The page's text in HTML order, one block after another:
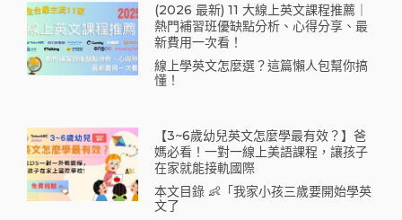
(2026 最新) 11 大線上英文課程推薦｜
熱門補習班優缺點分析、心得分享、最
新費用一次看！
線上學英文怎麼選？這篇懶人包幫你搞
懂！
【3~6歲幼兒英文怎麼學最有效？】爸
媽必看！一對一線上美語課程，讓孩子
在家就能接軌國際
本文目錄 👶「我家小孩三歲要開始學英
文了